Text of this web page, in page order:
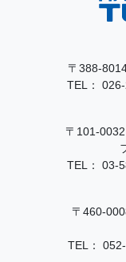
〒388-
TEL：
〒101-
TEL： 03-
〒460-
TEL：